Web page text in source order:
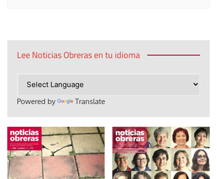
Lee Noticias Obreras en tu idioma
Powered by Translate